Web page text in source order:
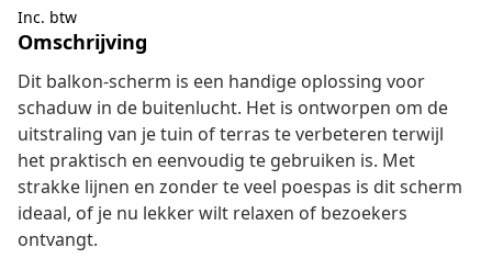
Inc. btw
Omschrijving
Dit balkon-scherm is een handige oplossing voor
schaduw in de buitenlucht. Het is ontworpen om de
uitstraling van je tuin of terras te verbeteren terwijl
het praktisch en eenvoudig te gebruiken is. Met
strakke lijnen en zonder te veel poespas is dit scherm
ideaal, of je nu lekker wilt relaxen of bezoekers
ontvangt.